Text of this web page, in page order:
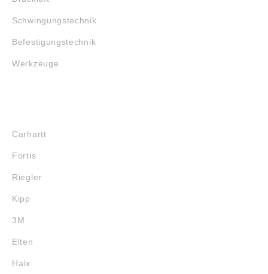
Schwingungstechnik
Befestigungstechnik
Werkzeuge
Carhartt
Fortis
Riegler
Kipp
3M
Elten
Haix